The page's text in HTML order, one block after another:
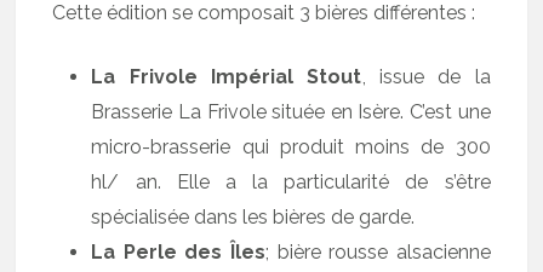
Cette édition se composait 3 bières différentes :
La Frivole Impérial Stout, issue de la
Brasserie La Frivole située en Isère. C’est une
micro-brasserie qui produit moins de 300
hl/ an. Elle a la particularité de s’être
spécialisée dans les bières de garde.
La Perle des Îles; bière rousse alsacienne